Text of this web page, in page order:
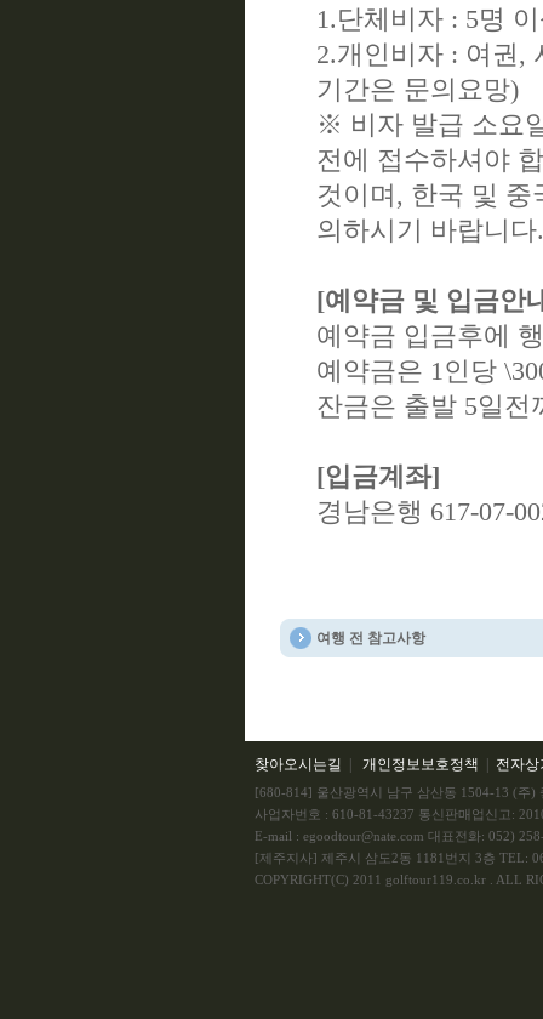
1.단체비자 : 5명
2.개인비자 : 여권,
기간은 문의요망)
※ 비자 발급 소요
전에 접수하셔야
것이며, 한국 및
의하시기 바랍니다.
[예약금 및 입금안
예약금 입금후에
예약금은 1인당
잔금은 출발 5일전
[입금계좌]
경남은행 617-07-
여행 전 참고사항
찾아오시는길 개인정보보호정책 전자
[680-814] 울산광역시 남구 삼산동 1504-13 (주
사업자번호 : 610-81-43237 통신판매업신고:
E-mail : egoodtour@nate.com 대표전화: 052)
[제주지사] 제주시 삼도2동 1181번지 3층 TEL:
COPYRIGHT(C) 2011 golftour119.co.kr . ALL